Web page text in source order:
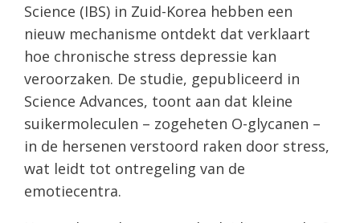
Science (IBS) in Zuid-Korea hebben een
nieuw mechanisme ontdekt dat verklaart
hoe chronische stress depressie kan
veroorzaken. De studie, gepubliceerd in
Science Advances, toont aan dat kleine
suikermoleculen – zogeheten O-glycanen –
in de hersenen verstoord raken door stress,
wat leidt tot ontregeling van de
emotiecentra.